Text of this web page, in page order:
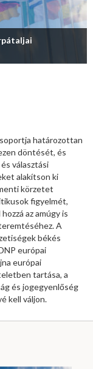
határozottan
döntését, és
választási
alakítson ki
körzetet
figyelmét,
az amúgy is
A
békés
európai
európai
tartása, a
és jogegyenlőség
kell váljon.